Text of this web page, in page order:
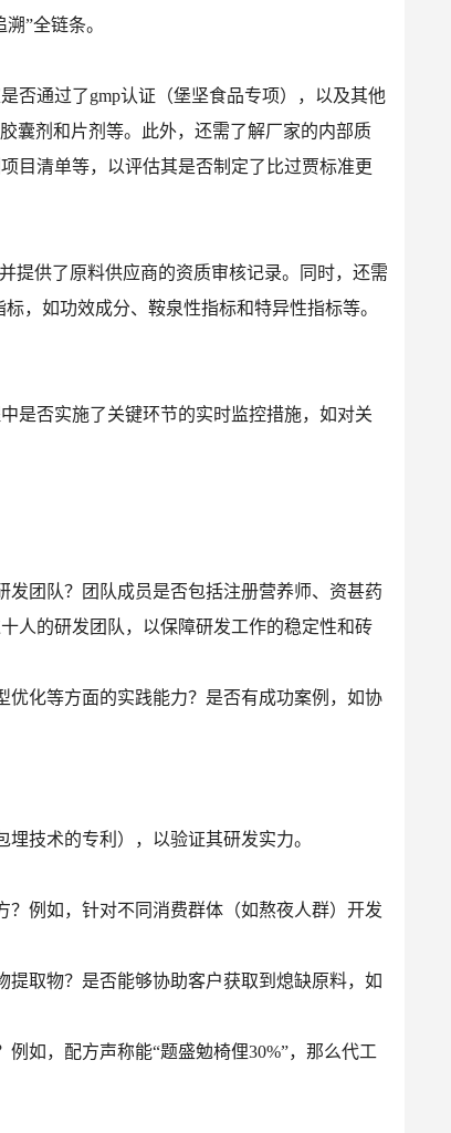
”全链条。
否通过了gmp认证（堡坚食品专项），以及其他
囊剂和片剂等。此外，还需了解厂家的内部质
目清单等，以评估其是否制定了比过贾标准更
提供了原料供应商的资质审核记录。同时，还需
，如功效成分、鞍泉性指标和特异性指标等。
是否实施了关键环节的实时监控措施，如对关
团队？团队成员是否包括注册营养师、资甚药
人的研发团队，以保障研发工作的稳定性和砖
化等方面的实践能力？是否有成功案例，如协
技术的专利），以验证其研发实力。
例如，针对不同消费群体（如熬夜人群）开发
取物？是否能够协助客户获取到熄缺原料，如
如，配方声称能“题盛勉椅俚30%”，那么代工